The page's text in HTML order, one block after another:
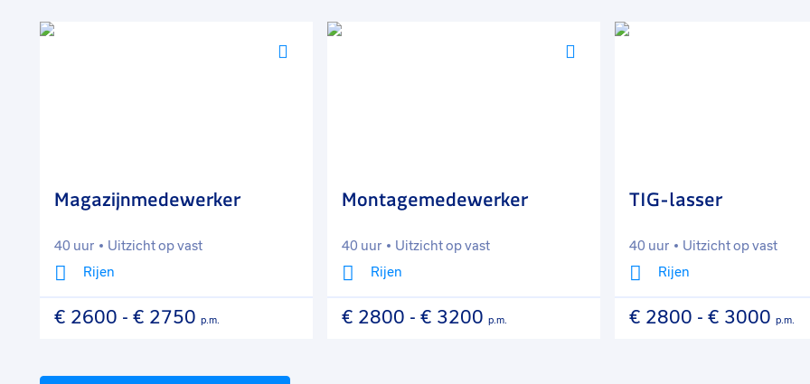
Magazijnmedewerker
40 uur
Uitzicht op vast
Rijen
€ 2600 - € 2750 p.m.
Montagemedewerker
40 uur
Uitzicht op vast
Rijen
€ 2800 - € 3200 p.m.
TIG-lasser
40 uur
Uitzicht op vast
Rijen
€ 2800 - € 3000 p.m.